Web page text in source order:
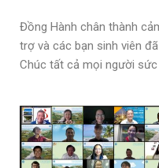
Đồng Hành chân thành
trợ và các bạn sinh viên
Chúc tất cả mọi người sức